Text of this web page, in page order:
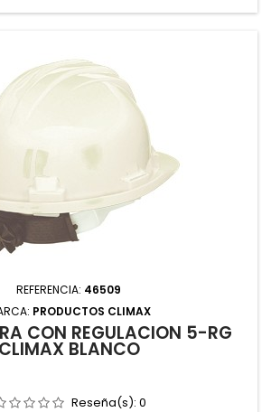
REFERENCIA: 46509
PRODUCTOS CLIMAX
CON REGULACION 5-RG
CLIMAX BLANCO
Reseña(s): 0